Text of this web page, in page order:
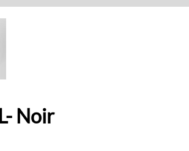
Noir